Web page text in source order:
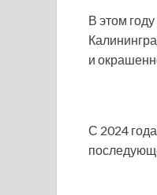
В этом
и
С 2024